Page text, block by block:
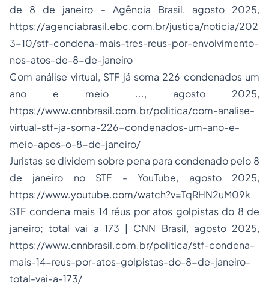
de 8 de janeiro - Agência Brasil, agosto 2025,
https://agenciabrasil.ebc.com.br/justica/noticia/202
3-10/stf-condena-mais-tres-reus-por-envolvimento-
nos-atos-de-8-de-janeiro
Com análise virtual, STF já soma 226 condenados um
ano e meio ..., agosto 2025,
https://www.cnnbrasil.com.br/politica/com-analise-
virtual-stf-ja-soma-226-condenados-um-ano-e-
meio-apos-o-8-de-janeiro/
Juristas se dividem sobre pena para condenado pelo 8
de janeiro no STF - YouTube, agosto 2025,
https://www.youtube.com/watch?v=TqRHN2uM09k
STF condena mais 14 réus por atos golpistas do 8 de
janeiro; total vai a 173 | CNN Brasil, agosto 2025,
https://www.cnnbrasil.com.br/politica/stf-condena-
mais-14-reus-por-atos-golpistas-do-8-de-janeiro-
total-vai-a-173/